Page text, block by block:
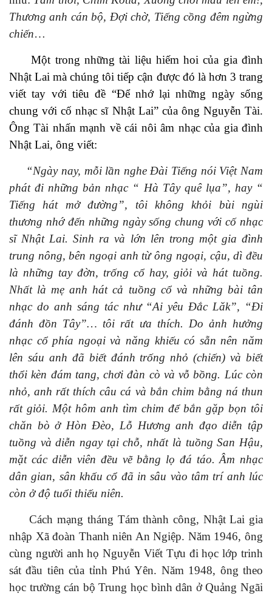
Thương anh cán bộ, Đợi chờ, Tiếng cồng đêm ngừng
chiến…
Một trong những tài liệu hiếm hoi của gia đình
Nhật Lai mà chúng tôi tiếp cận được đó là hơn 3 trang
viết tay với tiêu đề “Để nhớ lại những ngày sống
chung với cốnhạc sĩNhật Lai” của ông NguyễnTài.
Ông Tài nhấn mạnh về cái nôi âm nhạc của gia đình
Nhật Lai, ông viết:
“Ngày nay, mỗi lần nghe Đài Tiếng nói Việt Nam
phát đi những bản nhạc “ Hà Tây quê lụa”, hay “
Tiếng hát mở đường”, tôi không khỏi bùi ngùi
thương nhớ đến những ngày sống chung với cố nhạc
sĩNhật Lai. Sinh ra và lớn lên trong một gia đình
trung nông, bên ngoại anh từ ông ngoại, cậu, dì đều
là những tay đờn, trống cổ hay, giỏi và hát tuồng.
Nhất là mẹ anh hát cả tuồng cổ và những bài tân
nhạc do anh sáng tác như “Ai yêu Đắc Lăk”, “Đi
đánh đồn Tây”… tôi rất ưa thích. Do ảnh hưởng
nhạc cổ phía ngoại và năng khiếu có sẵn nên năm
lên sáu anh đã biết đánh trống nhỏ (chiến) và biết
thổi kèn đám tang, chơi đàn cò và vỗ bồng. Lúc còn
nhỏ, anh rất thích câu cá và bắn chim bằng ná thun
rất giỏi. Một hôm anh tìm chim để bắn gặp bọn tôi
chăn bò ở Hòn Đèo, Lỗ Hương anh đạo diễn tập
tuồng và diễn ngay tại chỗ, nhất là tuồng San Hậu,
mặt các diễn viên đều vẽ bằng lọ đá táo. Âm nhạc
dân gian, sân khấu cổ đã in sâu vào tâm trí anh lúc
còn ở độ tuổi thiếu niên.
Cách mạng tháng Tám thành công, Nhật Lai gia
nhập Xã đoàn Thanh niên An Ngiệp. Năm 1946, ông
cùng người anh họ Nguyễn Viết Tựu đi học lớp trinh
sát đầu tiên của tỉnh Phú Yên. Năm 1948, ông theo
học trường cán bộ Trung học bình dân ở Quảng Ngãi